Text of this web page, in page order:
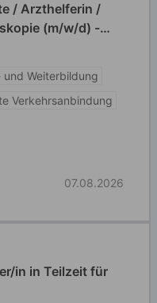
/ Arzthelferin /
(m/w/d) -
und Weiterbildung
Verkehrsanbindung
07.08.2026
in in Teilzeit für